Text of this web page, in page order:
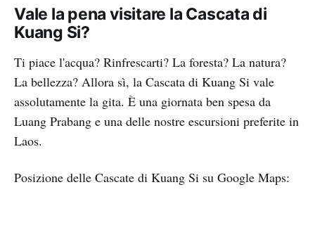
Vale la pena visitare la Cascata di
Kuang Si?
Ti piace l'acqua? Rinfrescarti? La foresta? La natura?
La bellezza? Allora sì, la Cascata di Kuang Si vale
assolutamente la gita. È una giornata ben spesa da
Luang Prabang e una delle nostre escursioni preferite in
Laos.
Posizione delle Cascate di Kuang Si su Google Maps: